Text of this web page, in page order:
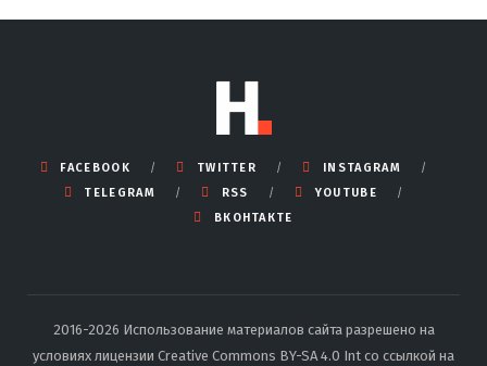
FACEBOOK TWITTER
INSTAGRAM
TELEGRAM
RSS
YOUTUBE
ВКОНТАКТЕ
2016-2026 Использование материалов сайта разрешено на
условиях лицензии Creative Commons BY-SA 4.0 Int со ссылкой на